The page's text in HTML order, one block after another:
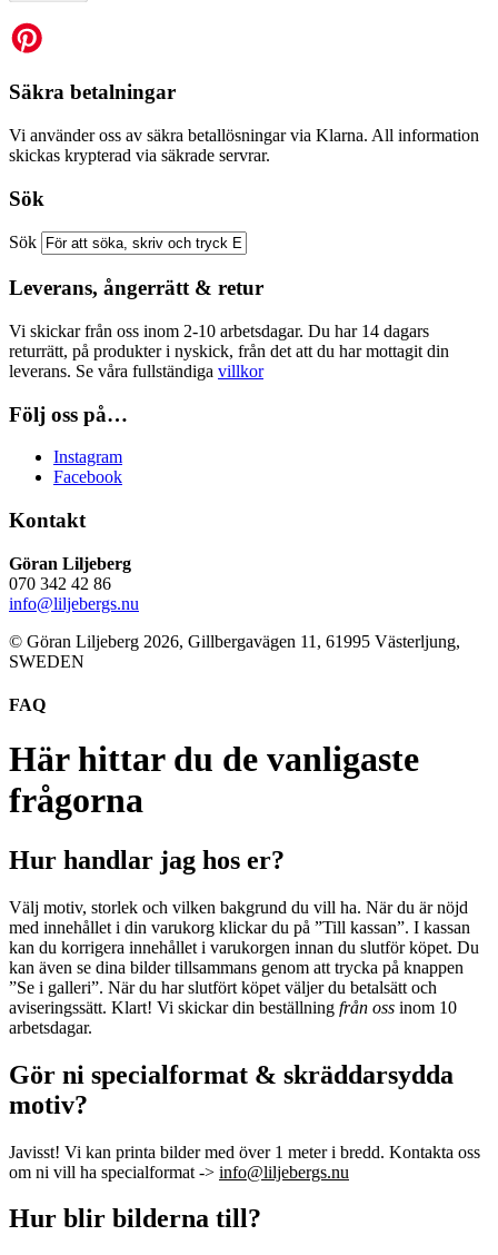
Säkra betalningar
Vi använder oss av säkra betallösningar via Klarna. All information
skickas krypterad via säkrade servrar.
Sök
Sök
Leverans, ångerrätt & retur
Vi skickar från oss inom 2-10 arbetsdagar. Du har 14 dagars
returrätt, på produkter i nyskick, från det att du har mottagit din
leverans. Se våra fullständiga villkor
Följ oss på…
Instagram
Facebook
Kontakt
Göran Liljeberg
070 342 42 86
info@liljebergs.nu
© Göran Liljeberg 2026, Gillbergavägen 11, 61995 Västerljung,
SWEDEN
FAQ
Här hittar du de vanligaste
frågorna
Hur handlar jag hos er?
Välj motiv, storlek och vilken bakgrund du vill ha. När du är nöjd
med innehållet i din varukorg klickar du på ”Till kassan”. I kassan
kan du korrigera innehållet i varukorgen innan du slutför köpet. Du
kan även se dina bilder tillsammans genom att trycka på knappen
”Se i galleri”. När du har slutfört köpet väljer du betalsätt och
aviseringssätt. Klart! Vi skickar din beställning från oss inom 10
arbetsdagar.
Gör ni specialformat & skräddarsydda
motiv?
Javisst! Vi kan printa bilder med över 1 meter i bredd. Kontakta oss
om ni vill ha specialformat -> info@liljebergs.nu
Hur blir bilderna till?